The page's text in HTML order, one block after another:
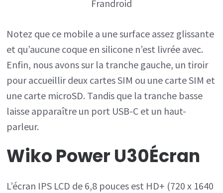
Frandroid
Notez que ce mobile a une surface assez glissante
et qu’aucune coque en silicone n’est livrée avec.
Enfin, nous avons sur la tranche gauche, un tiroir
pour accueillir deux cartes SIM ou une carte SIM et
une carte microSD. Tandis que la tranche basse
laisse apparaître un port USB-C et un haut-
parleur.
Wiko Power U30Écran
L’écran IPS LCD de 6,8 pouces est HD+ (720 x 1640